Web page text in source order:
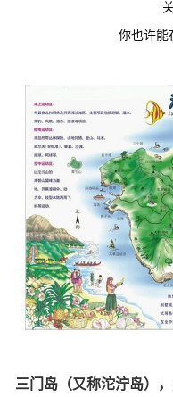
你也许能
三门岛（又称沱泞岛），